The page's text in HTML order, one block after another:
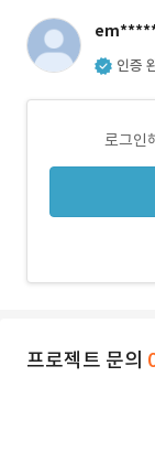
인증
로그인
프로젝트 문의